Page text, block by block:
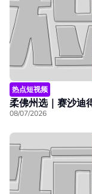
热点短视频
柔佛州选｜赛沙迪
08/07/2026